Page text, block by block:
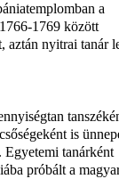
a
1769 között
aztán nyitrai tanár
is
Egyetemi tanárként
próbált a